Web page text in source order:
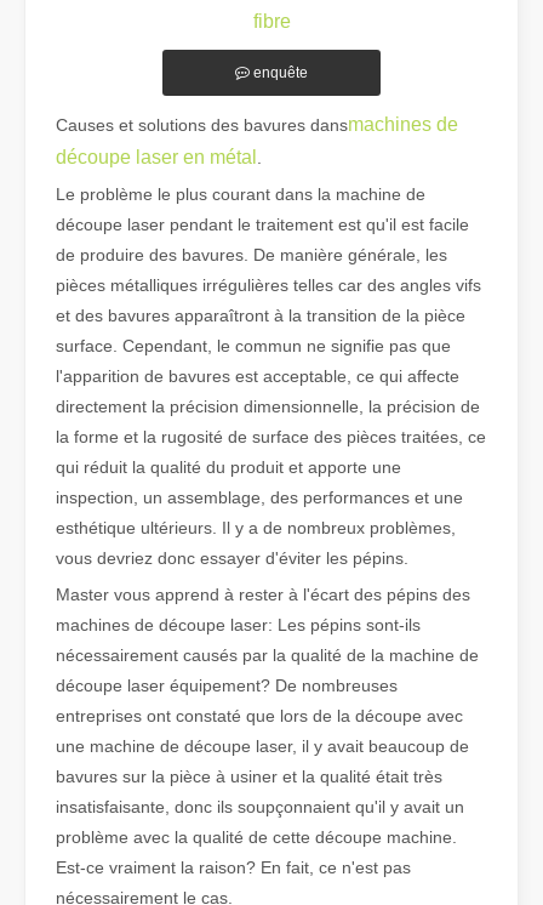
Guide 2026 : Comment les machines de découpe de tubes au laser à fibre révolutionnent la fabrication de tuyaux
Guide 2026 : Comment les machines de découpe de tubes au
Comment choisir votre partenaire de travail : machine de découpe laser
La découpe laser du métal est une méthode de précision
fibre
enquête
Causes et solutions des bavures dansmachines de
découpe laser en métal
Le problème le plus courant dans la machine de
découpe laser pendant le traitement est qu'il est facile
de produire des bavures. De manière générale, les
pièces métalliques irrégulières telles car des angles vifs
et des bavures apparaîtront à la transition de la pièce
surface. Cependant, le commun ne signifie pas que
l'apparition de bavures est acceptable, ce qui affecte
directement la précision dimensionnelle, la précision de
la forme et la rugosité de surface des pièces traitées, ce
qui réduit la qualité du produit et apporte une
inspection, un assemblage, des performances et une
esthétique ultérieurs. Il y a de nombreux problèmes,
vous devriez donc essayer d'éviter les pépins.
Master vous apprend à rester à l'écart des pépins des
machines de découpe laser: Les pépins sont-ils
nécessairement causés par la qualité de la machine de
découpe laser équipement? De nombreuses
entreprises ont constaté que lors de la découpe avec
une machine de découpe laser, il y avait beaucoup de
bavures sur la pièce à usiner et la qualité était très
insatisfaisante, donc ils soupçonnaient qu'il y avait un
problème avec la qualité de cette découpe machine.
Est-ce vraiment la raison? En fait, ce n'est pas
nécessairement le cas.